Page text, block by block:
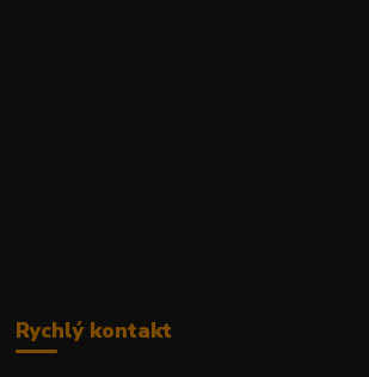
Rychlý kontakt